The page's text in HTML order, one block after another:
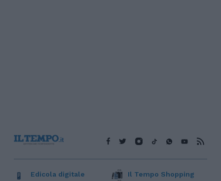
Edicola digitale Il Tempo Shopping